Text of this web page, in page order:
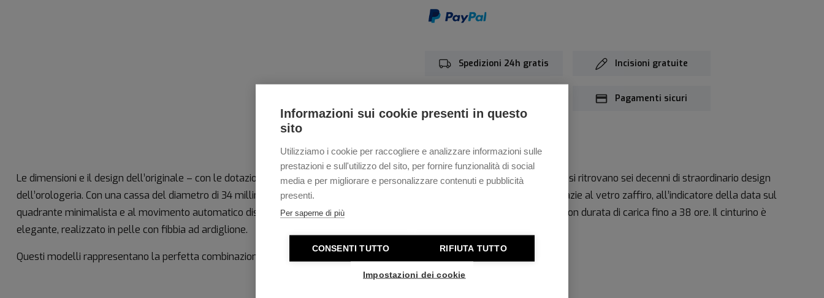
Informazioni sui cookie presenti in questo
sito
Utilizziamo i cookie per raccogliere e analizzare informazioni sulle
prestazioni e sull'utilizzo del sito, per fornire funzionalità di social
media e per migliorare e personalizzare contenuti e pubblicità
presenti.
Per saperne di più
CONSENTI TUTTO RIFIUTA TUTTO
Impostazioni dei cookie
Spedizioni 24h gratis Incisioni gratuite
Pagamenti sicuri
Le dimensioni e il design dell’originale – con le dotazioni di oggi: Nel nuovo max bill Kleine Automatic 27/4107.02 di Junghans si ritrovano sei decenni di straordinario design
dell’orologeria. Con una cassa del diametro di 34 millimetri, riproduce esattamente le dimensioni dell’originale del 1961. E grazie al vetro zaffiro, all’indicatore della data sul
quadrante minimalista e al movimento automatico dispone di dotazioni molto generose. Il movimento è automatico J800.1 con durata di carica fino a 38 ore. Il cinturino è
elegante, realizzato in pelle con fibbia ad ardiglione.
Questi modelli rappresentano la perfetta combinazione di bellezza e praticità.